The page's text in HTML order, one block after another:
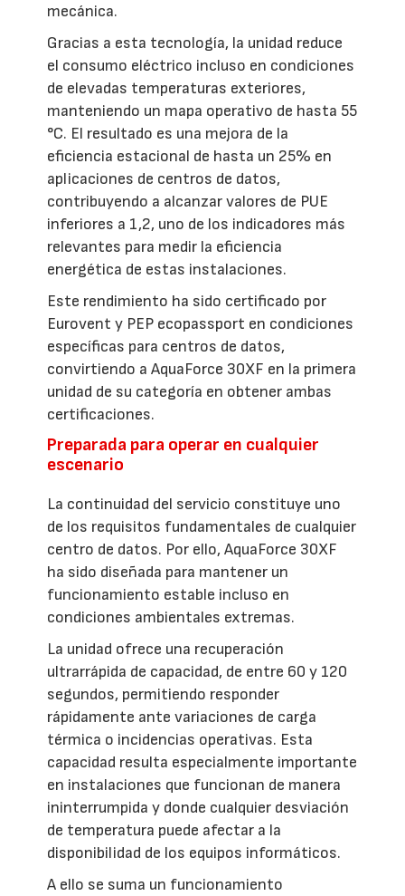
mecánica.
Gracias a esta tecnología, la unidad reduce
el consumo eléctrico incluso en condiciones
de elevadas temperaturas exteriores,
manteniendo un mapa operativo de hasta 55
°C. El resultado es una mejora de la
eficiencia estacional de hasta un 25% en
aplicaciones de centros de datos,
contribuyendo a alcanzar valores de PUE
inferiores a 1,2, uno de los indicadores más
relevantes para medir la eficiencia
energética de estas instalaciones.
Este rendimiento ha sido certificado por
Eurovent y PEP ecopassport en condiciones
específicas para centros de datos,
convirtiendo a AquaForce 30XF en la primera
unidad de su categoría en obtener ambas
certificaciones.
Preparada para operar en cualquier
escenario
La continuidad del servicio constituye uno
de los requisitos fundamentales de cualquier
centro de datos. Por ello, AquaForce 30XF
ha sido diseñada para mantener un
funcionamiento estable incluso en
condiciones ambientales extremas.
La unidad ofrece una recuperación
ultrarrápida de capacidad, de entre 60 y 120
segundos, permitiendo responder
rápidamente ante variaciones de carga
térmica o incidencias operativas. Esta
capacidad resulta especialmente importante
en instalaciones que funcionan de manera
ininterrumpida y donde cualquier desviación
de temperatura puede afectar a la
disponibilidad de los equipos informáticos.
A ello se suma un funcionamiento